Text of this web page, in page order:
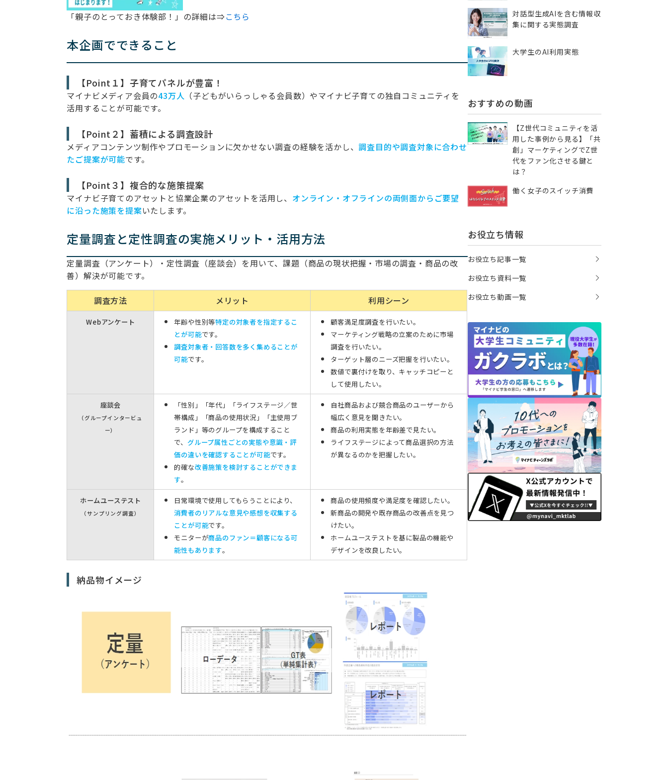
「親子のとっておき体験部！」の詳細は⇒こちら
本企画でできること
【Point１】子育てパネルが豊富！
マイナビメディア会員の43万人 （子どもがいらっしゃる会員数）やマイナビ子育ての独自コミュニティを
活用することが可能です。
【Point２】蓄積による調査設計
メディアコンテンツ制作やプロモーションに欠かせない調査の経験を活かし、調査目的や調査対象に合わせ
たご提案が可能です。
【Point３】複合的な施策提案
マイナビ子育てのアセットと協業企業のアセットを活用し、 オンライン・オフラインの両側面からご要望
に沿った施策を提案いたします。
定量調査と定性調査の実施メリット・活用方法
定量調査（アンケート）・定性調査（座談会）を用いて、課題（商品の現状把握・市場の調査・商品の改
善）解決が可能です。
調査方法 メリット 利用シーン
Webアンケート 年齢や性別等特定の対象者を指定するこ
とが可能です。
調査対象者・回答数を多く集めることが
可能です。
顧客満足度調査を行いたい。
マーケティング戦略の立案のために市場
調査を行いたい。
ターゲット層のニーズ把握を行いたい。
数値で裏付けを取り、キャッチコピーと
して使用したい。
座談会
（グループインタービュ
ー）
「性別」「年代」「ライフステージ／世
帯構成」
「商品の使用状況」「主使用ブ
ランド」等のグループを構成すること
で、 グループ属性ごとの実態や意識・評
価の違いを確認することが可能です。
的確な改善施策を検討することができま
す。
自社商品および競合商品のユーザーから
幅広く意見を聞きたい。
商品の利用実態を年齢差で見たい。
ライフステージによって商品選択の方法
が異なるのかを把握したい。
ホームユーステスト
（サンプリング調査）
日常環境で使用してもらうことにより、
消費者の リアルな意見や感想を収集する
ことが可能です。
モニターが商品のファン＝顧客になる可
能性もあります。
商品の使用頻度や満足度を確認したい。
新商品の開発や既存商品の改善点を見つ
けたい。
ホームユーステストを基に製品の機能や
デザインを改良したい。
納品物イメージ
対話型生成AIを含む情報収
集に​関する実態調査
大学生のAI利用実態
おすすめの動画
【Z世代コミュニティを活
用した事例から見る】「共
創」マーケティングでZ世
代をファン化させる鍵と
は？
働く女子のスイッチ消費
お役立ち情報
お役立ち記事一覧
お役立ち資料一覧
お役立ち動画一覧